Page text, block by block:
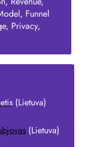
Funnel
Privacy,
(Lietuva)
(Lietuva)